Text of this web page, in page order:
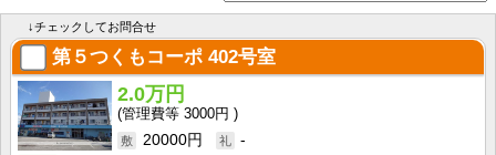
↓チェックしてお問合せ
第５つくもコーポ 402号室
2.0万円
3000円
20000円
-